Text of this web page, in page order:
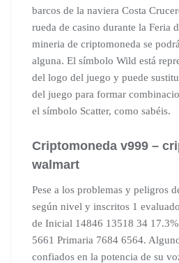
barcos de la naviera Costa
rueda de casino durante la Feria
mineria de criptomoneda se
alguna. El símbolo Wild está
del logo del juego y puede
del juego para formar
el símbolo Scatter, como sabéis.
Criptomoneda v999 –
walmart
Pese a los problemas y peligros
según nivel y inscritos 1
de Inicial 14846 13518 34
5661 Primaria 7684 6564.
confiados en la potencia de su